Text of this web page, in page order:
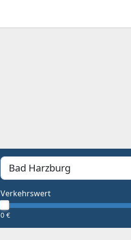
PLZ, Ort oder Bundesland
Verkehrswert
0 €